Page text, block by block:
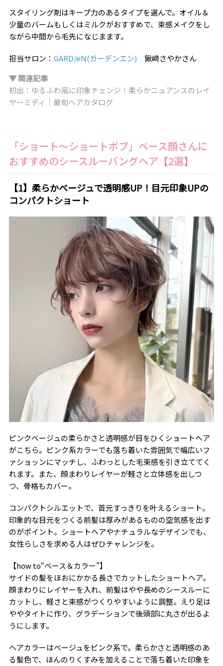
スタイリング剤はキープ力のあるタイプを選んで。オイル＆
少量のバームもしくはミルクがおすすめで、束感メイクをし
ながら中間から毛先になじまます。
担当サロン： GARD/ëN(ガーデンエン) 鍬﨑さやかさん
▼ 関連記事
初出：ゆるふわ風に印象チェンジ！柔らかニュアンスのレイ
ヤーミディ｜最旬ヘアカタログ
「ショート～ショートボブ」ベース顔さんに
おすすめのシースルーバングヘア【2選】
【1】柔らかベージュで透明感UP！目元印象UPの
コンパクトショート
ピンクベージュの柔らかさと透明感が目をひくショートヘア
がこちら。ピンク系カラーでも落ち着いた雰囲気で幅広いフ
ァショッンにマッチし、ふわっとした毛束感を引き立ててく
れます。また、顔まわりレイヤーが軽さと立体感を出しつ
つ、骨格もカバー。
コンパクトシルエットで、首元すっきりを叶えるショート。
印象的な目元をつくる前髪は厚みがあるものの空気感を出す
のがポイント。ショートヘアやナチュラルなデザインでも、
女性らしさを求める人はぜひチャレンジを。
【how to“ベース＆カラー”】
サイドの髪をほおにかかる長さでカットしたショートヘア。
顔まわりにレイヤーを入れ、前髪はやや長めのシースルーに
カットし、軽さと束感がつくりやすいように調整。えり足は
ややタイトに作り、グラデーションで後頭部に丸さが出るよ
うにします。
ヘアカラーはベージュをピンク系で。柔らかさと透明感のあ
る髪色で、ほんのりくすみを加えることで落ち着いた印象を